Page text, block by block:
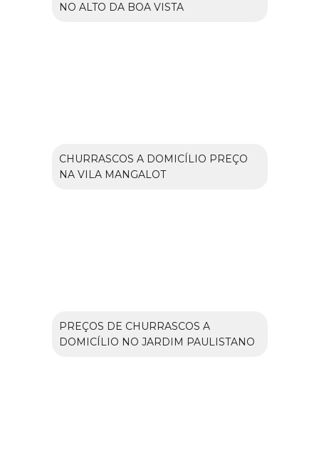
NO ALTO DA BOA VISTA
CHURRASCOS A DOMICÍLIO PREÇO
NA VILA MANGALOT
PREÇOS DE CHURRASCOS A
DOMICÍLIO NO JARDIM PAULISTANO